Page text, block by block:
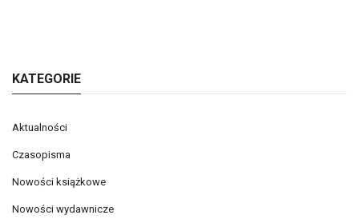
KATEGORIE
Aktualności
Czasopisma
Nowości książkowe
Nowości wydawnicze